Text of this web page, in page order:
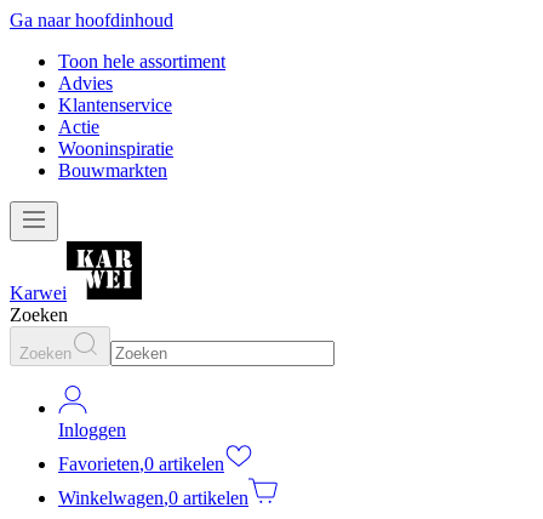
Ga naar hoofdinhoud
Toon hele assortiment
Advies
Klantenservice
Actie
Wooninspiratie
Bouwmarkten
Karwei
Zoeken
Zoeken
Inloggen
Favorieten,0 artikelen
Winkelwagen,0 artikelen